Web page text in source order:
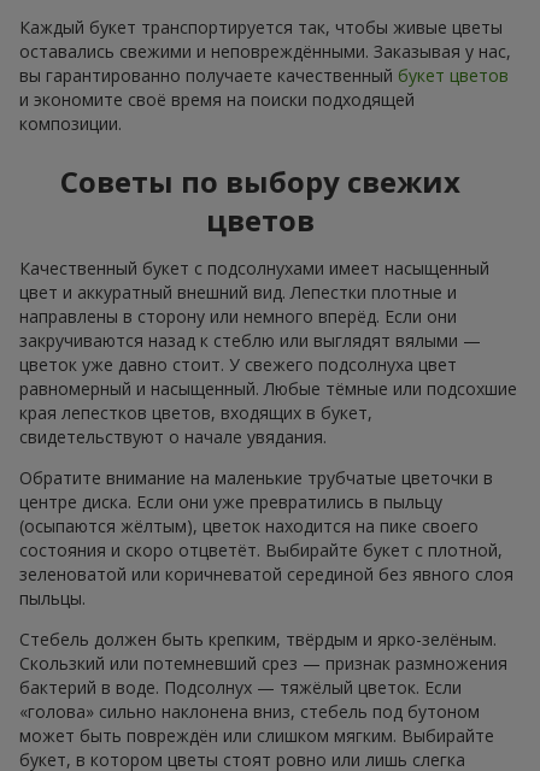
Каждый букет транспортируется так, чтобы живые цветы
оставались свежими и неповреждёнными. Заказывая у нас,
вы гарантированно получаете качественный букет цветов
и экономите своё время на поиски подходящей
композиции.
Советы по выбору свежих
цветов
Качественный букет с подсолнухами имеет насыщенный
цвет и аккуратный внешний вид. Лепестки плотные и
направлены в сторону или немного вперёд. Если они
закручиваются назад к стеблю или выглядят вялыми —
цветок уже давно стоит. У свежего подсолнуха цвет
равномерный и насыщенный. Любые тёмные или подсохшие
края лепестков цветов, входящих в букет,
свидетельствуют о начале увядания.
Обратите внимание на маленькие трубчатые цветочки в
центре диска. Если они уже превратились в пыльцу
(осыпаются жёлтым), цветок находится на пике своего
состояния и скоро отцветёт. Выбирайте букет с плотной,
зеленоватой или коричневатой серединой без явного слоя
пыльцы.
Стебель должен быть крепким, твёрдым и ярко-зелёным.
Скользкий или потемневший срез — признак размножения
бактерий в воде. Подсолнух — тяжёлый цветок. Если
«голова» сильно наклонена вниз, стебель под бутоном
может быть повреждён или слишком мягким. Выбирайте
букет, в котором цветы стоят ровно или лишь слегка